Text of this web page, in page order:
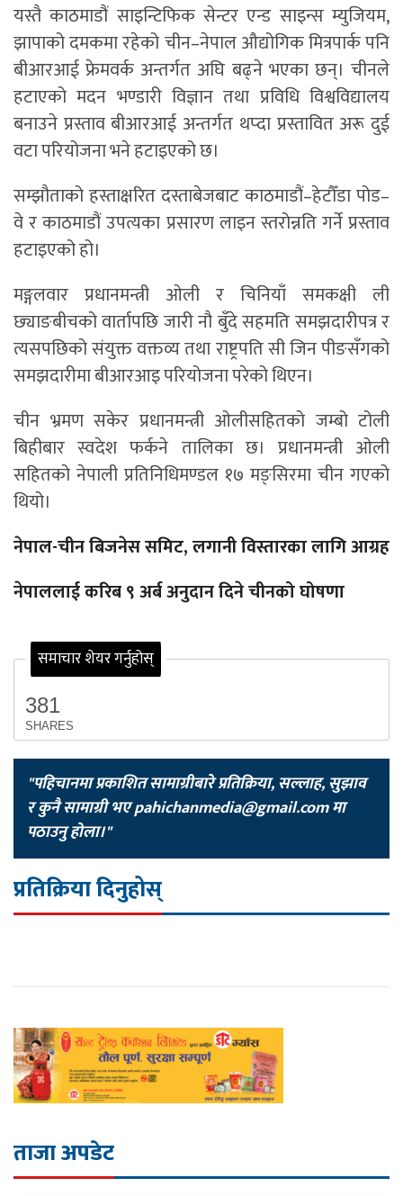
यस्तै काठमाडौं साइन्टिफिक सेन्टर एन्ड साइन्स म्युजियम,
झापाको दमकमा रहेको चीन–नेपाल औद्योगिक मित्रपार्क पनि
बीआरआई फ्रेमवर्क अन्तर्गत अघि बढ्ने भएका छन्। चीनले
हटाएको मदन भण्डारी विज्ञान तथा प्रविधि विश्वविद्यालय
बनाउने प्रस्ताव बीआरआई अन्तर्गत थप्दा प्रस्तावित अरू दुई
वटा परियोजना भने हटाइएको छ।
सम्झौताको हस्ताक्षरित दस्ताबेजबाट काठमाडौं–हेटौँडा पोड–
वे र काठमाडौं उपत्यका प्रसारण लाइन स्तरोन्नति गर्ने प्रस्ताव
हटाइएको हो।
मङ्गलवार प्रधानमन्त्री ओली र चिनियाँ समकक्षी ली
छ्याङबीचको वार्तापछि जारी नौ बुँदे सहमति समझदारीपत्र र
त्यसपछिको संयुक्त वक्तव्य तथा राष्ट्रपति सी जिन पीङसँगको
समझदारीमा बीआरआइ परियोजना परेको थिएन।
चीन भ्रमण सकेर प्रधानमन्त्री ओलीसहितको जम्बो टोली
बिहीबार स्वदेश फर्कने तालिका छ। प्रधानमन्त्री ओली
सहितको नेपाली प्रतिनिधिमण्डल १७ मङ्सिरमा चीन गएको
थियो।
नेपाल-चीन बिजनेस समिट, लगानी विस्तारका लागि आग्रह
नेपाललाई करिब ९ अर्ब अनुदान दिने चीनको घोषणा
समाचार शेयर गर्नुहोस्
381
SHARES
"पहिचानमा प्रकाशित सामाग्रीबारे प्रतिक्रिया, सल्लाह, सुझाव
र कुनै सामाग्री भएpahichanmedia@gmail.comमा
पठाउनु होला।"
प्रतिक्रिया दिनुहोस्
ताजा अपडेट